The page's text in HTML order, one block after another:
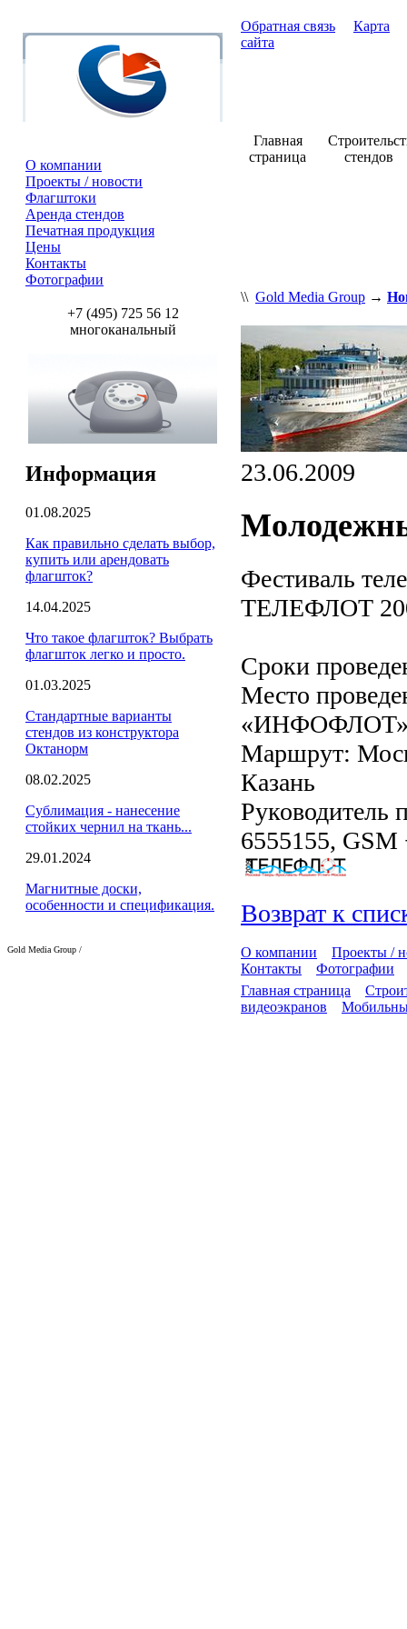
Главная
страница
стендов
О компании
Проекты / новости
Флагштоки
Аренда стендов
Печатная продукция
Цены
Контакты
Фотографии
+7 (495) 725 56 12
многоканальный
Информация
01.08.2025
Как правильно сделать выбор,
купить или арендовать
флагшток?
14.04.2025
Что такое флагшток? Выбрать
флагшток легко и просто.
01.03.2025
Стандартные варианты
стендов из конструктора
Октанорм
08.02.2025
Сублимация - нанесение
стойких чернил на ткань...
29.01.2024
Магнитные доски,
особенности и спецификация.
Обратная связь
Карта
сайта
\\ Gold Media Group →
23.06.2009
Фестиваль
ТЕЛЕФЛОТ
Сроки
Место
Маршрут:
Казань
Руководитель
6555155, GSM
Возврат к
О компании
Проекты /
Контакты
Фотографии
Главная страница
видеоэкранов
Gold Media Group /